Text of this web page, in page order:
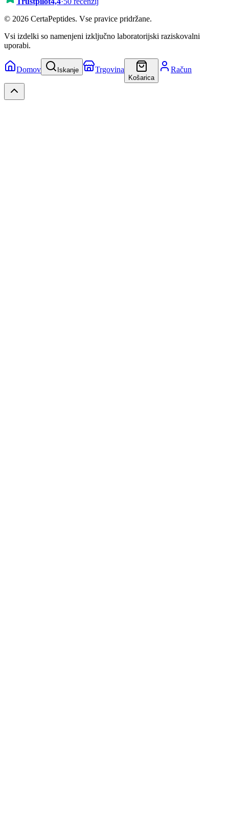
© 2026 CertaPeptides. Vse pravice pridržane.
Vsi izdelki so namenjeni izključno laboratorijski raziskovalni
uporabi.
Domov Iskanje Trgovina
Košarica
Račun